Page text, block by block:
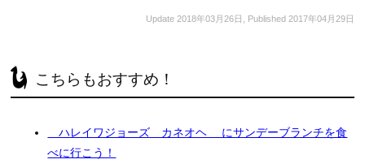
Update 2018年03月26日 , Published 2017年04月29日
こちらもおすすめ！
ハレイワジョーズ カネオヘ にサンデーブランチを食
べに行こう！